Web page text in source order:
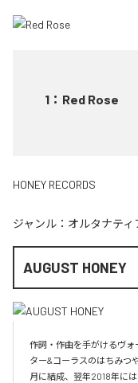
1 ： Red Rose
HONEY RECORDS
ジャンル： オルタナティ
AUGUST HONEY
作詞・作曲を手がけるヴ
ター&コーラスのはちみつ
月に結成、翌年2018年には